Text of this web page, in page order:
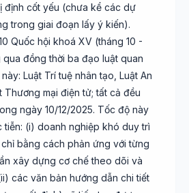
định cốt yếu (chưa kể các dự
trong giai đoạn lấy ý kiến).
Quốc hội khoá XV (tháng 10 -
đồng thời ba đạo luật quan
Luật Trí tuệ nhân tạo, Luật An
Thương mại điện tử; tất cả đều
ngày 10/12/2025. Tốc độ này
tiễn: (i) doanh nghiệp khó duy trì
bằng cách phản ứng với từng
xây dựng cơ chế theo dõi và
các văn bản hướng dẫn chi tiết